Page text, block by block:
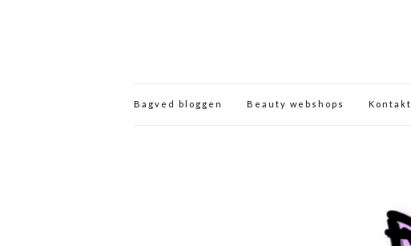
Bagved bloggen Beauty webshops Kontakt